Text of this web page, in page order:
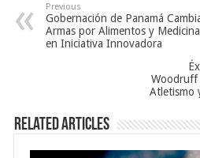
Previous
Gobernación de Panamá
Armas por Alimentos y
en Iniciativa Innovadora
Woodruff
Atletismo
Related Articles